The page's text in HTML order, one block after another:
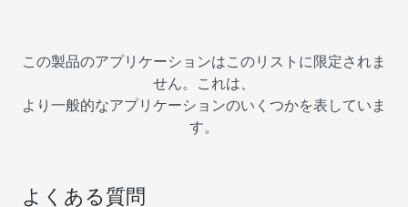
この製品のアプリケーションはこのリストに限定されま
せん。これは、
より一般的なアプリケーションのいくつかを表していま
す。
よくある質問